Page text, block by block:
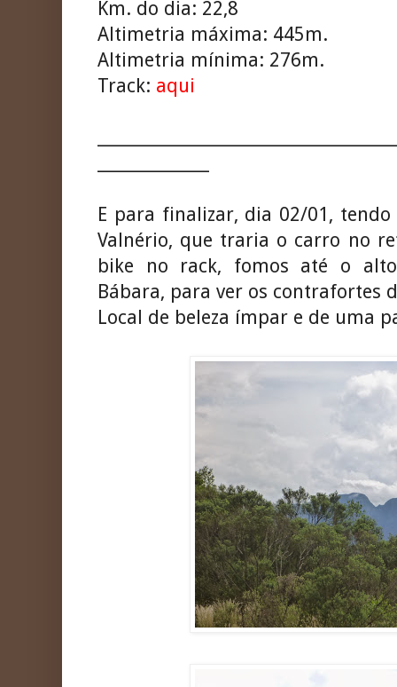
Km. do dia: 22,8
Altimetria máxima: 445m.
Altimetria mínima: 276m.
Track: aqui
E para finalizar, dia 02/01,
Valnério, que traria o carro no
bike no rack, fomos até o
Bábara, para ver os contrafortes
Local de beleza ímpar e de uma